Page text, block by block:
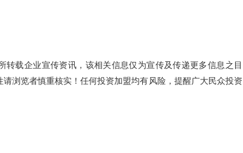
转载企业宣传资讯，该相关信息仅为宣传及传递更多信息之目
浏览者慎重核实！任何投资加盟均有风险，提醒广大民众投资